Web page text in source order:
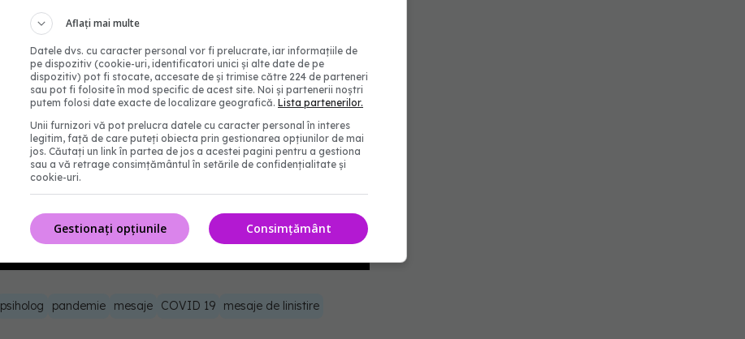
psiholog pandemie mesaje COVID 19
mesaje de linistire
Aflați mai multe
Datele dvs. cu caracter personal vor fi prelucrate, iar informațiile de
pe dispozitiv (cookie-uri, identificatori unici și alte date de pe
dispozitiv) pot fi stocate, accesate de și trimise către 224 de parteneri
sau pot fi folosite în mod specific de acest site. Noi și partenerii noștri
putem folosi date exacte de localizare geografică. Lista partenerilor.
Unii furnizori vă pot prelucra datele cu caracter personal în interes
legitim, față de care puteți obiecta prin gestionarea opțiunilor de mai
jos. Căutați un link în partea de jos a acestei pagini pentru a gestiona
sau a vă retrage consimțământul în setările de confidențialitate și
cookie-uri.
Consimțământ
Gestionați opțiunile